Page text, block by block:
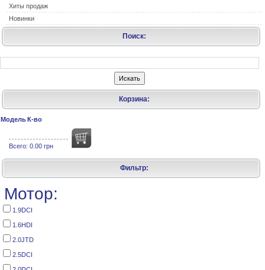
Хиты продаж
Новинки
Поиск:
Корзина:
Модель К-во
Всего: 0.00 грн
Фильтр:
Мотор:
1.9DCI
1.6HDI
2.0JTD
2.5DCI